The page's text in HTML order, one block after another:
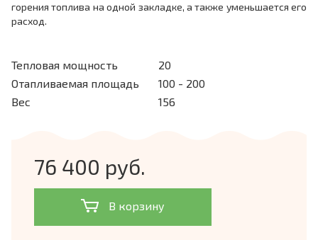
горения топлива на одной закладке, а также уменьшается его
расход.
Тепловая мощность
20
Отапливаемая площадь
100 - 200
Вес
156
76 400 руб.
В корзину